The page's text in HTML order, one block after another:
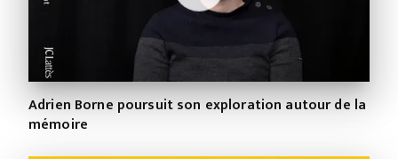
Adrien Borne poursuit son exploration autour de la
mémoire